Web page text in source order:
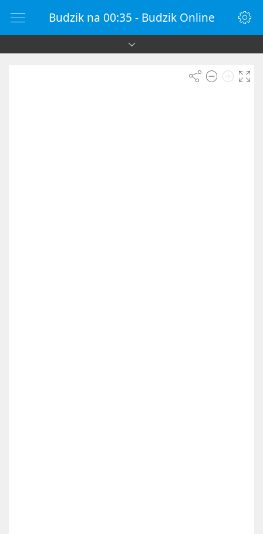
Budzik na 00:35 - Budzik Online